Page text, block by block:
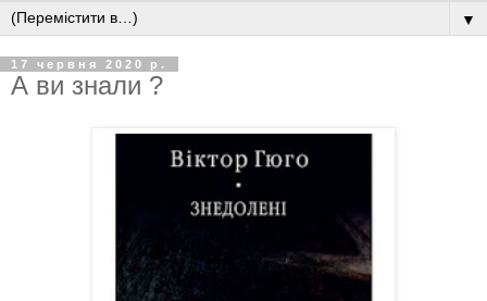
▼
17 червня 2020 р.
А ви знали ?